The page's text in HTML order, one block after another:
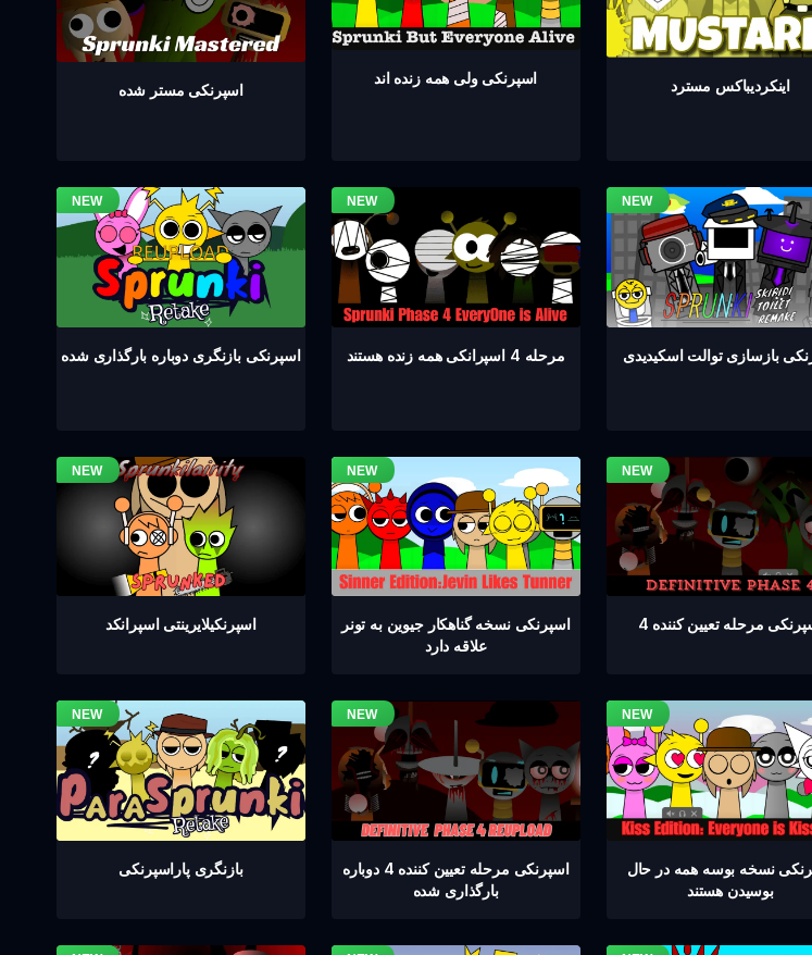
اسپرنکی مستر شده
اسپرنکی ولی همه زنده اند اینکردیباكس مسترد
اسپرنکی بازنگری دوباره بارگذاری شده مرحله 4 اسپرانکی همه زنده هستند بازسازی توالت اسکیدیدی
اسپرنکیلایرینتی اسپرانکد
اسپرنکی نسخه گناهکار جیوین به تونر
علاقه دارد
مرحله تعیین کننده 4
بازنگری پاراسپرنکی
اسپرنکی مرحله تعیین کننده 4 دوباره
بارگذاری شده
نسخه بوسه همه در حال
بوسیدن هستند